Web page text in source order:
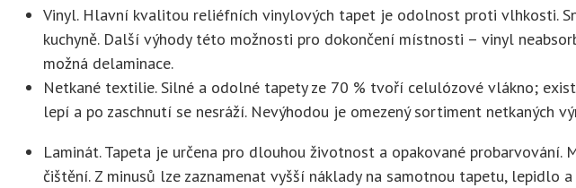
Vinyl. Hlavní kvalitou reliéfních vinylových tapet je odolnost proti vlhkosti.
kuchyně. Další výhody této možnosti pro dokončení místnosti – vinyl
možná delaminace.
Netkané textilie. Silné a odolné tapety ze 70 % tvoří celulózové vlákno;
lepí a po zaschnutí se nesráží. Nevýhodou je omezený sortiment netkaných
Laminát. Tapeta je určena pro dlouhou životnost a opakované
čištění. Z minusů lze zaznamenat vyšší náklady na samotnou tapetu,